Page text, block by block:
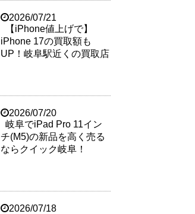
2026/07/21
【iPhone値上げで】
iPhone 17の買取額も
UP！岐阜駅近くの買取店
2026/07/20
岐阜でiPad Pro 11イン
チ(M5)の新品を高く売る
ならクイック岐阜！
2026/07/18